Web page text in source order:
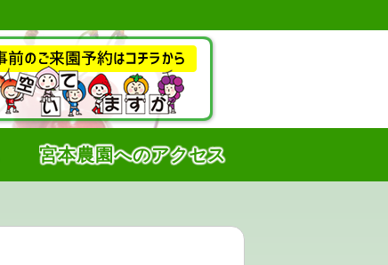
宮本農園へのアクセス